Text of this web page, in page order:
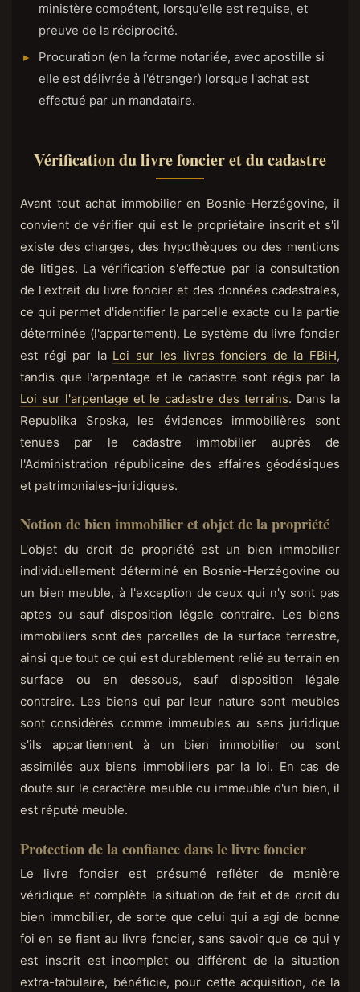
ministère compétent, lorsqu'elle est requise, et
preuve de la réciprocité.
Procuration (en la forme notariée, avec apostille si
elle est délivrée à l'étranger) lorsque l'achat est
effectué par un mandataire.
Vérification du livre foncier et du cadastre
Avant tout achat immobilier en Bosnie-Herzégovine, il
convient de vérifier qui est le propriétaire inscrit et s'il
existe des charges, des hypothèques ou des mentions
de litiges. La vérification s'effectue par la consultation
de l'extrait du livre foncier et des données cadastrales,
ce qui permet d'identifier la parcelle exacte ou la partie
déterminée (l'appartement). Le système du livre foncier
est régi par la Loi sur les livres fonciers de la FBiH,
tandis que l'arpentage et le cadastre sont régis par la
Loi sur l'arpentage et le cadastre des terrains. Dans la
Republika Srpska, les évidences immobilières sont
tenues par le cadastre immobilier auprès de
l'Administration républicaine des affaires géodésiques
et patrimoniales-juridiques.
Notion de bien immobilier et objet de la propriété
L'objet du droit de propriété est un bien immobilier
individuellement déterminé en Bosnie-Herzégovine ou
un bien meuble, à l'exception de ceux qui n'y sont pas
aptes ou sauf disposition légale contraire. Les biens
immobiliers sont des parcelles de la surface terrestre,
ainsi que tout ce qui est durablement relié au terrain en
surface ou en dessous, sauf disposition légale
contraire. Les biens qui par leur nature sont meubles
sont considérés comme immeubles au sens juridique
s'ils appartiennent à un bien immobilier ou sont
assimilés aux biens immobiliers par la loi. En cas de
doute sur le caractère meuble ou immeuble d'un bien, il
est réputé meuble.
Protection de la confiance dans le livre foncier
Le livre foncier est présumé refléter de manière
véridique et complète la situation de fait et de droit du
bien immobilier, de sorte que celui qui a agi de bonne
foi en se fiant au livre foncier, sans savoir que ce qui y
est inscrit est incomplet ou différent de la situation
extra-tabulaire, bénéficie, pour cette acquisition, de la